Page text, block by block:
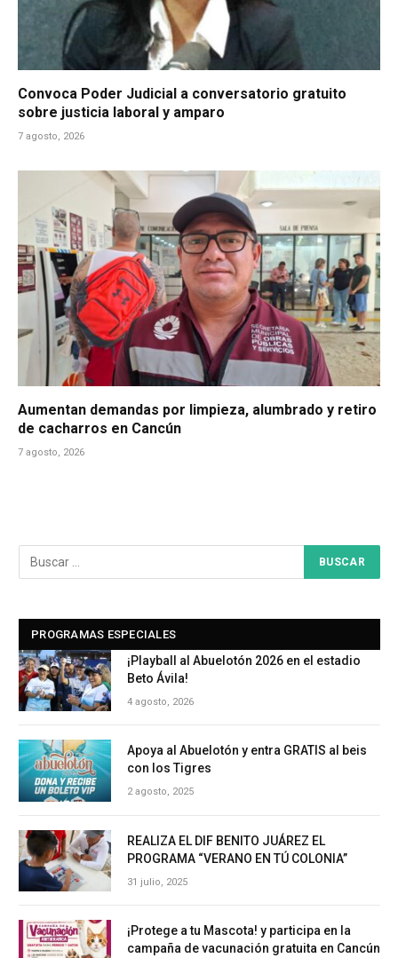
Convoca Poder Judicial a conversatorio gratuito
sobre justicia laboral y amparo
7 agosto, 2026
Aumentan demandas por limpieza, alumbrado y retiro
de cacharros en Cancún
7 agosto, 2026
PROGRAMAS ESPECIALES
¡Playball al Abuelotón 2026 en el estadio
Beto Ávila!
4 agosto, 2026
Apoya al Abuelotón y entra GRATIS al beis
con los Tigres
2 agosto, 2025
REALIZA EL DIF BENITO JUÁREZ EL
PROGRAMA “VERANO EN TÚ COLONIA”
31 julio, 2025
¡Protege a tu Mascota! y participa en la
campaña de vacunación gratuita en Cancún